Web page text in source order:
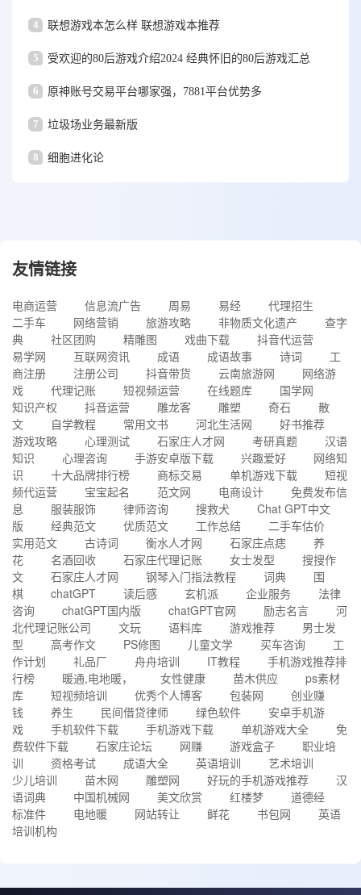
4 联想游戏本怎么样 联想游戏本推荐
5 受欢迎的80后游戏介绍2024 经典怀旧的80后游戏汇总
6 原神账号交易平台哪家强，7881平台优势多
7 垃圾场业务最新版
8 细胞进化论
友情链接
电商运营 信息流广告 周易 易经
代理招生
二手车
网络营销 旅游攻略 非物质文化遗产
查字
典
社区团购 精雕图 戏曲下载
抖音代运营
易学网
互联网资讯 成语 成语故事 诗词
工
商注册
注册公司 抖音带货 云南旅游网
网络游
戏
代理记账 短视频运营 在线题库
国学网
知识产权
抖音运营 雕龙客 雕塑 奇石
散
文
自学教程 常用文书 河北生活网
好书推荐
游戏攻略
心理测试 石家庄人才网 考研真题
汉语
知识
心理咨询 手游安卓版下载 兴趣爱好
网络知
识
十大品牌排行榜 商标交易 单机游戏下载
短视
频代运营
宝宝起名 范文网 电商设计
免费发布信
息
服装服饰 律师咨询 搜救犬
Chat GPT中文
版
经典范文 优质范文 工作总结
二手车估价
实用范文
古诗词 衡水人才网 石家庄点痣
养
花
名酒回收 石家庄代理记账 女士发型
搜搜作
文
石家庄人才网 钢琴入门指法教程 词典
围
棋
chatGPT 读后感 玄机派 企业服务
法律
咨询
chatGPT国内版 chatGPT官网 励志名言
河
北代理记账公司
文玩 语料库 游戏推荐
男士发
型
高考作文 PS修图 儿童文学 买车咨询
工
作计划
礼品厂 舟舟培训 IT教程
手机游戏推荐排
行榜
暖通,电地暖， 女性健康 苗木供应
ps素材
库
短视频培训 优秀个人博客 包装网
创业赚
钱
养生 民间借贷律师 绿色软件
安卓手机游
戏
手机软件下载 手机游戏下载 单机游戏大全
免
费软件下载
石家庄论坛 网赚 游戏盒子
职业培
训
资格考试 成语大全 英语培训
艺术培训
少儿培训
苗木网 雕塑网 好玩的手机游戏推荐
汉
语词典
中国机械网 美文欣赏 红楼梦
道德经
标准件
电地暖 网站转让 鲜花 书包网
英语
培训机构